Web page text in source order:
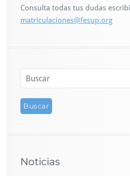
Consulta todas tus dudas
matriculaciones@fesup.org
Noticias